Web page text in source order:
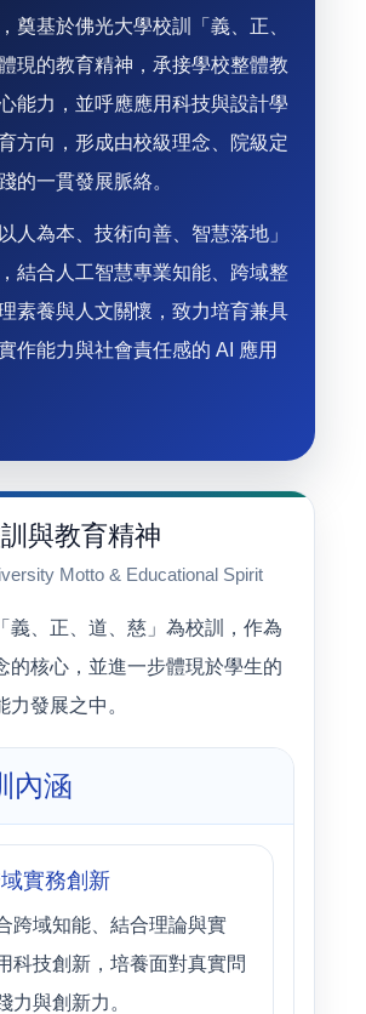
奠基於佛光大學校訓「義、正、
現的教育精神，承接學校整體教
能力，並呼應應用科技與設計學
方向，形成由校級理念、院級定
的一貫發展脈絡。
人為本、技術向善、智慧落地」
結合人工智慧專業知能、跨域整
素養與人文關懷，致力培育兼具
作能力與社會責任感的 AI 應用
與教育精神
Motto & Educational Spirit
義、正、道、慈」為校訓，作為
的核心，並進一步體現於學生的
力發展之中。
內涵
實務創新
跨域知能、結合理論與實
科技創新，培養面對真實問
力與創新力。